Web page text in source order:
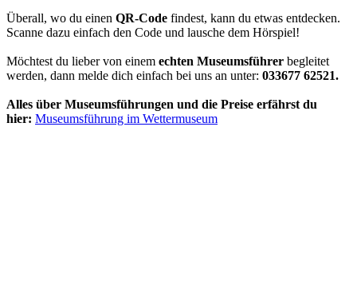
Überall, wo du einen QR-Code findest, kann du etwas entdecken.
Scanne dazu einfach den Code und lausche dem Hörspiel!
Möchtest du lieber von einem echten Museumsführer begleitet
werden, dann melde dich einfach bei uns an unter: 033677 62521.
Alles über Museumsführungen und die Preise erfährst du
hier: Museumsführung im Wettermuseum